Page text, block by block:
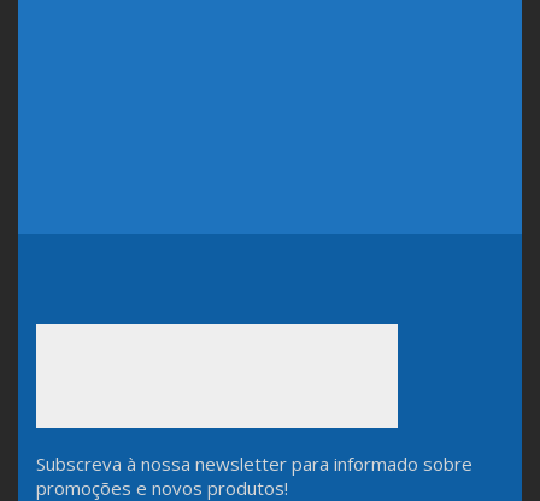
Subscreva à nossa newsletter para informado sobre
promoções e novos produtos!